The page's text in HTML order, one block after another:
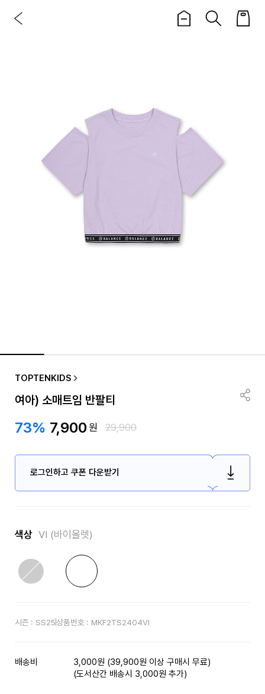
TOPTENKIDS
여아) 소매트임 반팔티
73% 7,900원 29,900
로그인하고 쿠폰 다운받기
색상 VI (바이올렛)
시즌 : SS25상품번호 : MKF2TS2404VI
배송비
3,000원 (39,900원 이상 구매시 무료)
(도서산간 배송시 3,000원 추가)